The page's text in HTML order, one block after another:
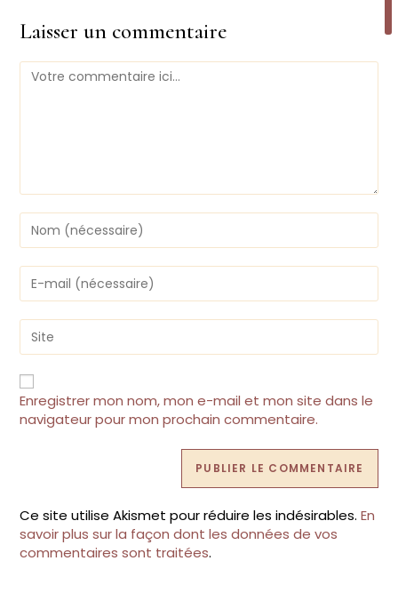
Laisser un commentaire
Comment
Enter
your
name
or
username
to
comment
Enter
your
email
address
to
comment
Saisir
l’URL
de
votre
site
(facultatif)
Enregistrer mon nom, mon e-mail et mon site dans le
navigateur pour mon prochain commentaire.
Ce site utilise Akismet pour réduire les indésirables.En
savoir plus sur la façon dont les données de vos
commentaires sont traitées.